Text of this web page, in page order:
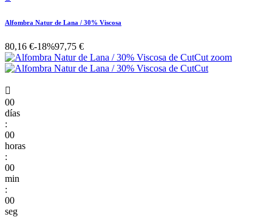
Alfombra Natur de Lana / 30% Viscosa
80,16 €-18%97,75 €

00
días
:
00
horas
:
00
min
:
00
seg